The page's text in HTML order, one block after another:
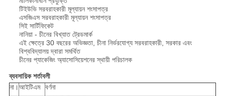
টিইউভি সরবরাহকারী মূল্যায়ন শংসাপত্র
এসজিএস সরবরাহকারী মূল্যায়ন শংসাপত্র
সিই সার্টিফিকেট
নানিয়া - চীনের বিখ্যাত ট্রেডমার্ক
এই ক্ষেত্রে 30 বছরের অভিজ্ঞতা, চীনা নির্ভরযোগ্য সরবরাহকারী, সরকার এবং
বিশ্ববিদ্যালয় দ্বারা সমর্থিত
চীনের প্যাকেজিং অ্যাসোসিয়েশনের স্থায়ী পরিচালক
ব্যবসায়িক শর্তাবলী
না। আইটিএম
বর্ণনা